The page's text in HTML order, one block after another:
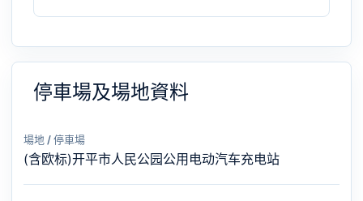
停車場及場地資料
場地 / 停車場
(含欧标)开平市人民公园公用电动汽车充电站